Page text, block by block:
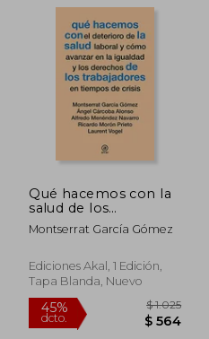
dcto. $ 1.592
Qué hacemos con la
salud de los
trabajadores en
tiempos de crisis
Montserrat García Gómez
Ediciones Akal, 1 Edición,
Tapa Blanda, Nuevo